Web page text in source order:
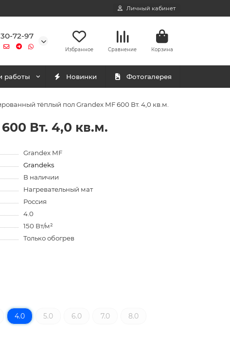
Личный кабинет
72-97
Избранное Сравнение Корзина
работы Новинки Фотогалерея
тёплый пол Grandex MF 600 Вт. 4,0 кв.м.
Вт. 4,0 кв.м.
Grandex MF
Grandeks
В наличии
Нагревательный мат
Россия
4.0
150 Вт/м²
Только обогрев
4.0 5.0 6.0 7.0 8.0